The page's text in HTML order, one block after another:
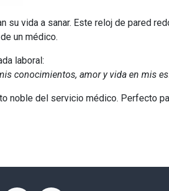
su vida a sanar. Este reloj de pared
un médico.
laboral:
conocimientos, amor y vida en mis
noble del servicio médico. Perfecto